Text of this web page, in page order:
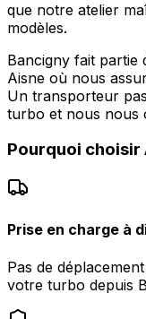
que notre atelier
modèles.
Bancigny fait partie
Aisne où nous
Un transporteur
turbo et nous nous
Pourquoi choisir
Prise en charge à
Pas de
votre turbo depuis